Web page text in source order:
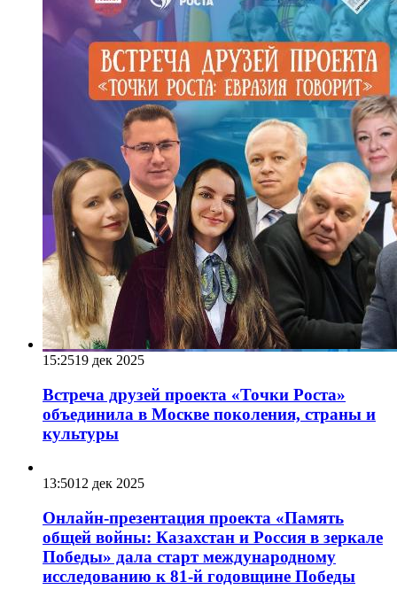
15:2519 дек 2025
Встреча друзей проекта «Точки Роста»
объединила в Москве поколения, страны и
культуры
13:5012 дек 2025
Онлайн-презентация проекта «Память
общей войны: Казахстан и Россия в зеркале
Победы» дала старт международному
исследованию к 81-й годовщине Победы